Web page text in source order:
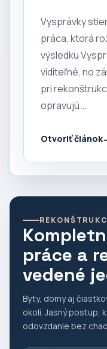
Vysprávky
práca, ktorá
výsledku
viditeľné, no
pri
opravujú...
Otvoriť článok
práce a
vedené
Byty, domy aj
okolí. Jasný postup,
odovzdanie bez